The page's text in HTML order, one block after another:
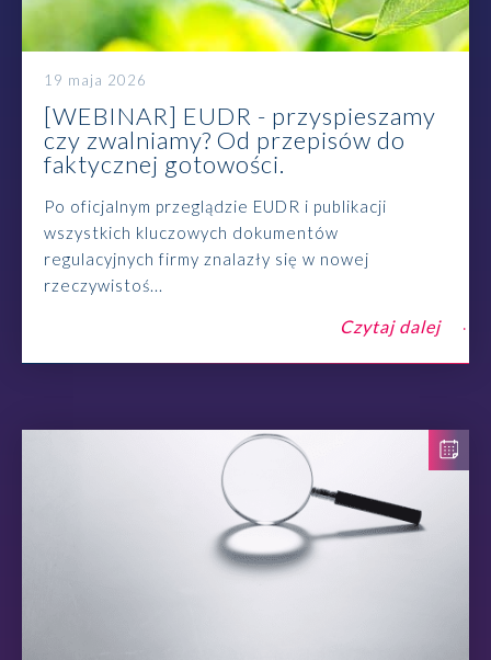
19 maja 2026
[WEBINAR] EUDR - przyspieszamy
czy zwalniamy? Od przepisów do
faktycznej gotowości.
Po oficjalnym przeglądzie EUDR i publikacji
wszystkich kluczowych dokumentów
regulacyjnych firmy znalazły się w nowej
rzeczywistoś...
Czytaj dalej